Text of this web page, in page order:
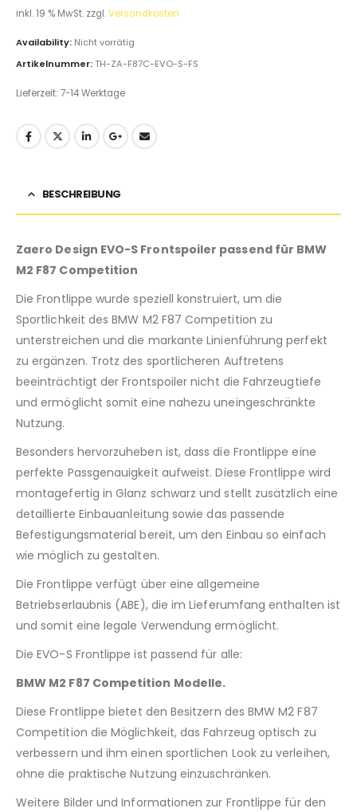
inkl. 19 % MwSt. zzgl.Versandkosten
Availability: Nicht vorrätig
Artikelnummer:TH-ZA-F87C-EVO-S-FS
Lieferzeit: 7-14 Werktage
BESCHREIBUNG
Zaero Design EVO-S Frontspoiler passend für BMW
M2 F87 Competition
Die Frontlippe wurde speziell konstruiert, um die
Sportlichkeit des BMW M2 F87 Competition zu
unterstreichen und die markante Linienführung perfekt
zu ergänzen. Trotz des sportlicheren Auftretens
beeinträchtigt der Frontspoiler nicht die Fahrzeugtiefe
und ermöglicht somit eine nahezu uneingeschränkte
Nutzung.
Besonders hervorzuheben ist, dass die Frontlippe eine
perfekte Passgenauigkeit aufweist. Diese Frontlippe wird
montagefertig in Glanz schwarz und stellt zusätzlich eine
detaillierte Einbauanleitung sowie das passende
Befestigungsmaterial bereit, um den Einbau so einfach
wie möglich zu gestalten.
Die Frontlippe verfügt über eine allgemeine
Betriebserlaubnis (ABE), die im Lieferumfang enthalten ist
und somit eine legale Verwendung ermöglicht.
Die EVO-S Frontlippe ist passend für alle:
BMW M2 F87 Competition Modelle.
Diese Frontlippe bietet den Besitzern des BMW M2 F87
Competition die Möglichkeit, das Fahrzeug optisch zu
verbessern und ihm einen sportlichen Look zu verleihen,
ohne die praktische Nutzung einzuschränken.
Weitere Bilder und Informationen zur Frontlippe für den